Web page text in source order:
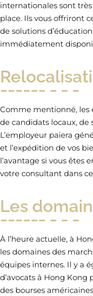
internationales sont
place. Ils vous offriront
de solutions
immédiatement
Comme mentionné, les
de candidats locaux,
L’employeur paiera
et l’expédition de vos
l’avantage si vous êtes
votre consultant dans
Les
À l’heure actuelle, à
les domaines des
équipes internes. Il y a
d’avocats à Hong
des bourses